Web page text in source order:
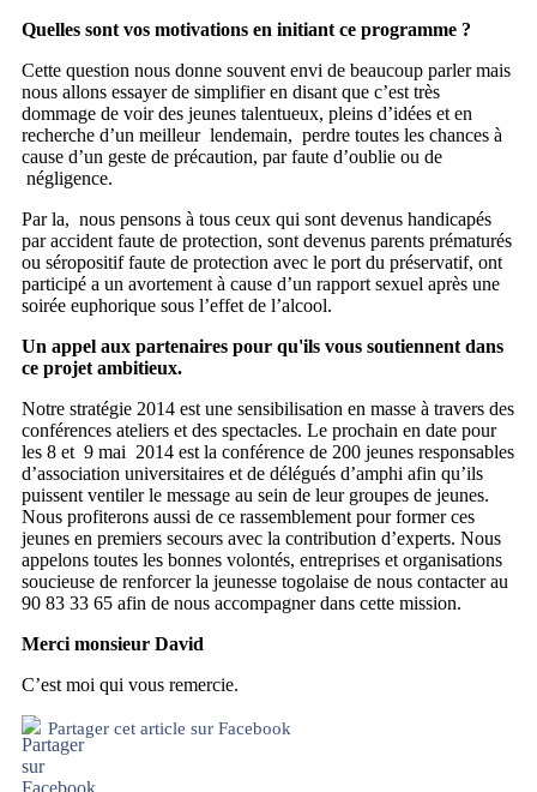
Quelles sont vos motivations en initiant ce programme ?
Cette question nous donne souvent envi de beaucoup parler mais
nous allons essayer de simplifier en disant que c’est très
dommage de voir des jeunes talentueux, pleins d’idées et en
recherche d’un meilleur lendemain, perdre toutes les chances à
cause d’un geste de précaution, par faute d’oublie ou de
négligence.
Par la, nous pensons à tous ceux qui sont devenus handicapés
par accident faute de protection, sont devenus parents prématurés
ou séropositif faute de protection avec le port du préservatif, ont
participé a un avortement à cause d’un rapport sexuel après une
soirée euphorique sous l’effet de l’alcool.
Un appel aux partenaires pour qu'ils vous soutiennent dans
ce projet ambitieux.
Notre stratégie 2014 est une sensibilisation en masse à travers des
conférences ateliers et des spectacles. Le prochain en date pour
les 8 et 9 mai 2014 est la conférence de 200 jeunes responsables
d’association universitaires et de délégués d’amphi afin qu’ils
puissent ventiler le message au sein de leur groupes de jeunes.
Nous profiterons aussi de ce rassemblement pour former ces
jeunes en premiers secours avec la contribution d’experts. Nous
appelons toutes les bonnes volontés, entreprises et organisations
soucieuse de renforcer la jeunesse togolaise de nous contacter au
90 83 33 65 afin de nous accompagner dans cette mission.
Merci monsieur David
C’est moi qui vous remercie.
Partager cet article sur Facebook